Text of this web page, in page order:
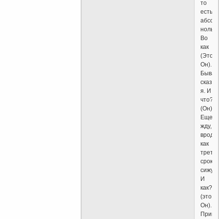
то
есть
ноль.
Во
как
(Это
Он).
сказал
я. И
что?
(Он).
Еще
жду,
вроде
как
срок
сижу.
И
как?
(это
Он).